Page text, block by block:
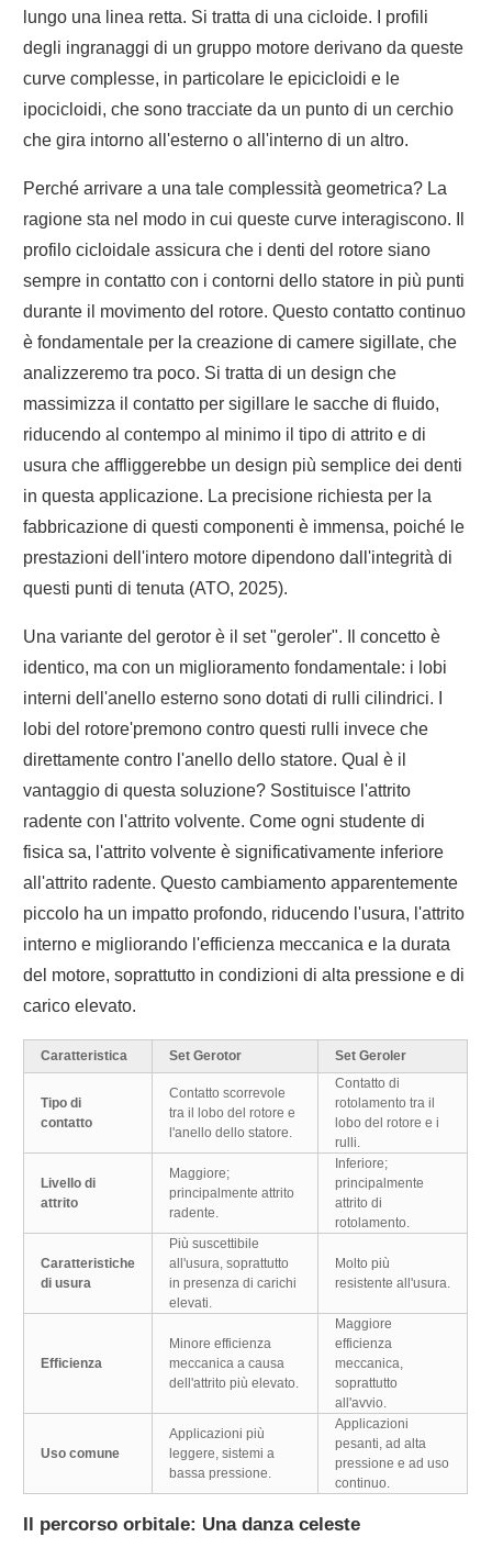
lungo una linea retta. Si tratta di una cicloide. I profili
degli ingranaggi di un gruppo motore derivano da queste
curve complesse, in particolare le epicicloidi e le
ipocicloidi, che sono tracciate da un punto di un cerchio
che gira intorno all'esterno o all'interno di un altro.
Perché arrivare a una tale complessità geometrica? La
ragione sta nel modo in cui queste curve interagiscono. Il
profilo cicloidale assicura che i denti del rotore siano
sempre in contatto con i contorni dello statore in più punti
durante il movimento del rotore. Questo contatto continuo
è fondamentale per la creazione di camere sigillate, che
analizzeremo tra poco. Si tratta di un design che
massimizza il contatto per sigillare le sacche di fluido,
riducendo al contempo al minimo il tipo di attrito e di
usura che affliggerebbe un design più semplice dei denti
in questa applicazione. La precisione richiesta per la
fabbricazione di questi componenti è immensa, poiché le
prestazioni dell'intero motore dipendono dall'integrità di
questi punti di tenuta (ATO, 2025).
Una variante del gerotor è il set "geroler". Il concetto è
identico, ma con un miglioramento fondamentale: i lobi
interni dell'anello esterno sono dotati di rulli cilindrici. I
lobi del rotore'premono contro questi rulli invece che
direttamente contro l'anello dello statore. Qual è il
vantaggio di questa soluzione? Sostituisce l'attrito
radente con l'attrito volvente. Come ogni studente di
fisica sa, l'attrito volvente è significativamente inferiore
all'attrito radente. Questo cambiamento apparentemente
piccolo ha un impatto profondo, riducendo l'usura, l'attrito
interno e migliorando l'efficienza meccanica e la durata
del motore, soprattutto in condizioni di alta pressione e di
carico elevato.
Caratteristica Set Gerotor Set Geroler
Tipo di
contatto
Contatto scorrevole
tra il lobo del rotore e
l'anello dello statore.
Contatto di
rotolamento tra il
lobo del rotore e i
rulli.
Livello di
attrito
Maggiore;
principalmente attrito
radente.
Inferiore;
principalmente
attrito di
rotolamento.
Caratteristiche
di usura
Più suscettibile
all'usura, soprattutto
in presenza di carichi
elevati.
Molto più
resistente all'usura.
Efficienza
Minore efficienza
meccanica a causa
dell'attrito più elevato.
Maggiore
efficienza
meccanica,
soprattutto
all'avvio.
Uso comune
Applicazioni più
leggere, sistemi a
bassa pressione.
Applicazioni
pesanti, ad alta
pressione e ad uso
continuo.
Il percorso orbitale: Una danza celeste